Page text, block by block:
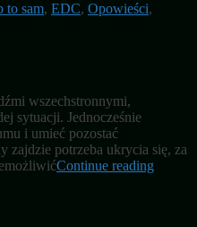
to sam, EDC, Opowieści,
wszechstronnymi,
sytuacji. Jednocześnie
i umieć pozostać
zajdzie potrzeba ukrycia się, za
Continue reading